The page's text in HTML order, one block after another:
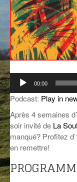
GROOVE N
IL ÉTAIT UNE
L’ASTUCE DE
LA FABRIK
LA MINUTE
LA
MUSIQUE DES
PLUS DE MIX
Lecteur
audio
00:00
Podcast: Play in
Après 4 semaines
soir invité de La
manqué? Profitez
en remettre!